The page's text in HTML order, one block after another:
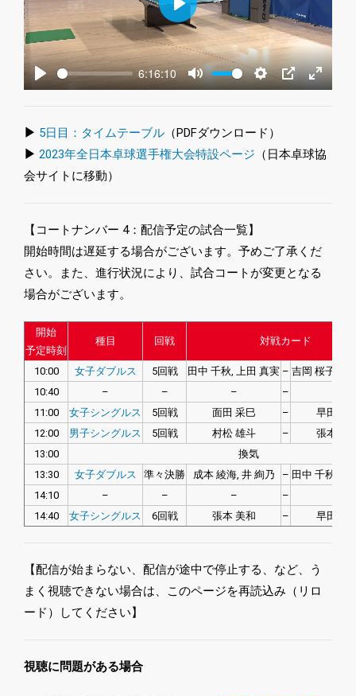
Play
6:16:10
Mute Settings
PIP Enter
Play
▶ 5日目：タイムテーブル （PDFダウンロード）
▶ 2023年全日本卓球選手権大会特設ページ （日本卓球協
会サイトに移動）
【コートナンバー 4：配信予定の試合一覧】
開始時間は遅延する場合がございます。予めご了承くだ
さい。また、進行状況により、試合コートが変更となる
場合がございます。
開始
予定時刻
種目 回戦 対戦カード
10:00 女子ダブルス 5回戦 田中 千秋, 上田 真実 – 吉岡 桜子, 永
10:40
– – – –
11:00
女子シングルス 5回戦 面田 采巳 –
早田 ひ
12:00
男子シングルス 5回戦 村松 雄斗 –
張本 智
13:00
換気
13:30
女子ダブルス 準々決勝 成本 綾海, 井 絢乃 – 田中 千秋, 上
14:10
– – – –
14:40
女子シングルス 6回戦 張本 美和 – 早田 ひ
【配信が始まらない、配信が途中で停止する、など、う
まく視聴できない場合は、このページを再読込み（リロ
ード）してください】
視聴に問題がある場合